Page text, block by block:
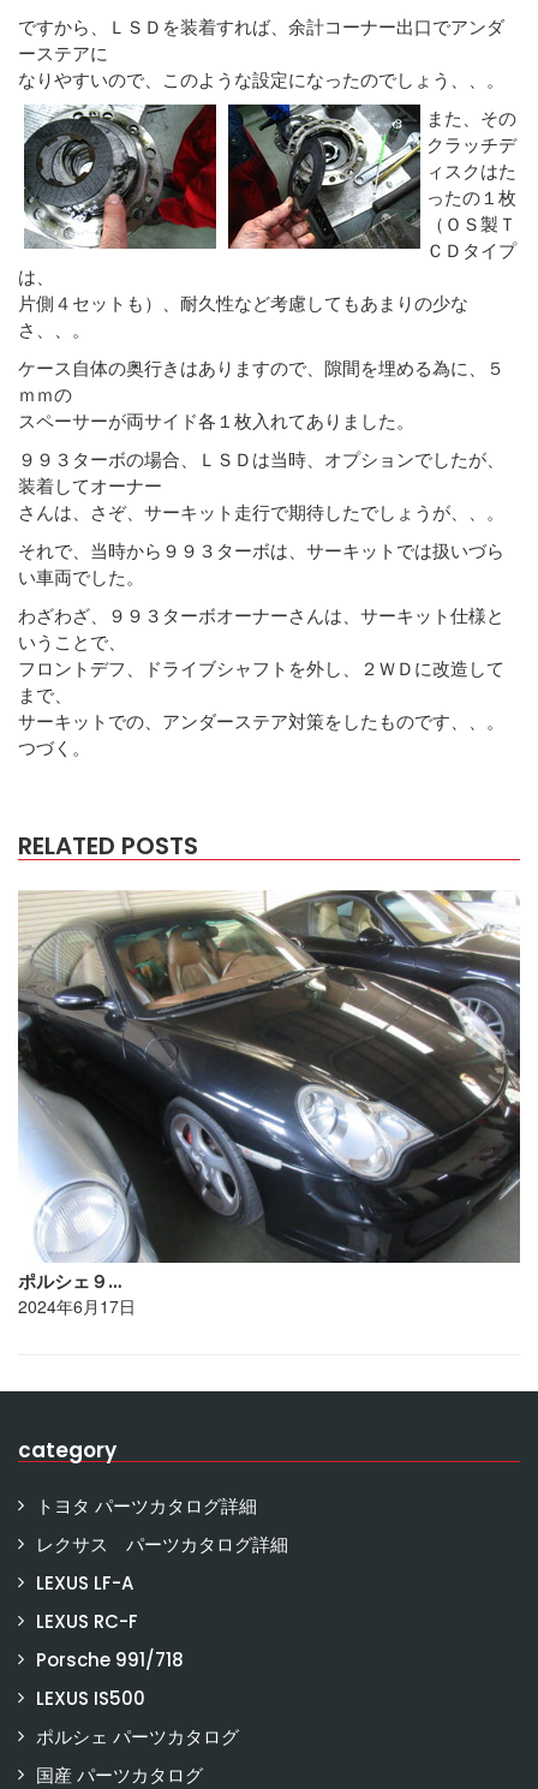
ですから、ＬＳＤを装着すれば、余計コーナー出口でアンダ
ーステアに
なりやすいので、このような設定になったのでしょう、、。
また、その
クラッチデ
ィスクはた
ったの１枚
（ＯＳ製Ｔ
ＣＤタイプ
は、
片側４セットも）、耐久性など考慮してもあまりの少な
さ、、。
ケース自体の奥行きはありますので、隙間を埋める為に、５
ｍｍの
スペーサーが両サイド各１枚入れてありました。
９９３ターボの場合、ＬＳＤは当時、オプションでしたが、
装着してオーナー
さんは、さぞ、サーキット走行で期待したでしょうが、、。
それで、当時から９９３ターボは、サーキットでは扱いづら
い車両でした。
わざわざ、９９３ターボオーナーさんは、サーキット仕様と
いうことで、
フロントデフ、ドライブシャフトを外し、２ＷＤに改造して
まで、
サーキットでの、アンダーステア対策をしたものです、、。
つづく。
RELATED POSTS
ポルシェ９…
2024年6月17日
category
トヨタ パーツカタログ詳細
レクサス パーツカタログ詳細
LEXUS LF-A
LEXUS RC-F
Porsche 991/718
LEXUS IS500
ポルシェ パーツカタログ
国産 パーツカタログ